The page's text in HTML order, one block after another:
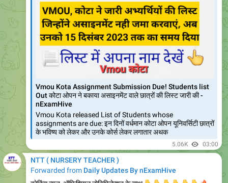
Vmou Kota Assignment Submission Due! Students list
Out कोटा ओपन ने बकाया असाइनमेंट वाले छात्रों की लिस्ट जारी की -
Vmou Kota released List of Students whose
assignments are due: इन दिनों वर्धमान कोटा ओपन यूनिवर्सिटी छात्रों
के भविष्य को लेकर और उनके कोर्स लेकर लगातार अथक
5.06K 03:00
NTT ( NURSERY TEACHER )
Forwarded fromDaily Updates By nExamHive
ब्रेकिंग न्यूज, ऑफिशियल नोटिफिकेशन के साथ
👇
👇
👇
👇
👇
👇